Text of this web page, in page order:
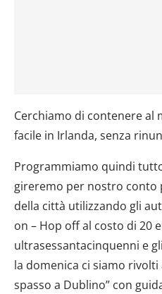
Cerchiamo di contenere al
facile in Irlanda, senza
Programmiamo quindi
gireremo per nostro conto
della città utilizzando gli
on – Hop off al costo di 20
ultrasessantacinquenni e
la domenica ci siamo rivolti
spasso a Dublino” con